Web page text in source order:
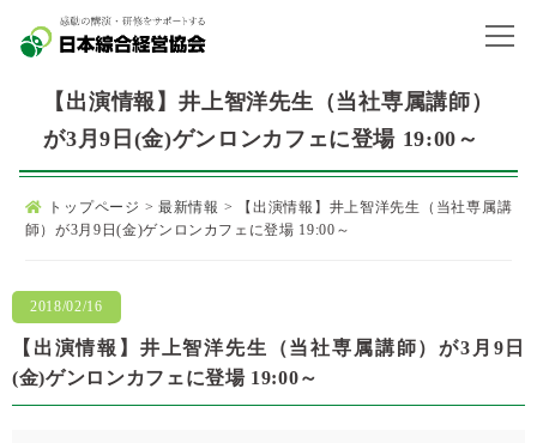
【出演情報】井上智洋先生（当社専属講師）
が3月9日(金)ゲンロンカフェに登場 19:00～
トップページ >最新情報 >
【出演情報】井上智洋先生（当社専属講
師）が3月9日(金)ゲンロンカフェに登場 19:00～
【出演情報】井上智洋先生（当社専属講師）が3月9日
(金)ゲンロンカフェに登場 19:00～
2018/02/16